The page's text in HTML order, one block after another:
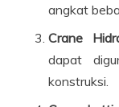
angkat
Crane
dapat
konstruksi.